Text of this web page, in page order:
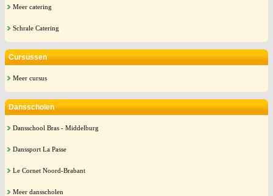
Meer catering
Schrale Catering
Cursussen
Meer cursus
Dansscholen
Dansschool Bras - Middelburg
Danssport La Passe
Le Cornet Noord-Brabant
Meer dansscholen